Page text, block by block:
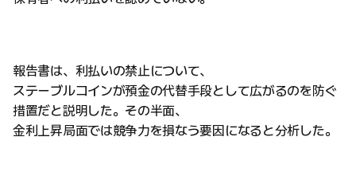
報告書は、利払いの禁止について、
ステーブルコインが預金の代替手段として広がるのを防ぐ
措置だと説明した。その半面、
金利上昇局面では競争力を損なう要因になると分析した。